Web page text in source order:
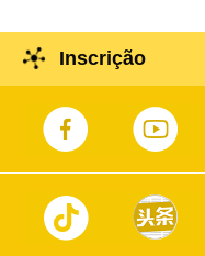
Inscrição